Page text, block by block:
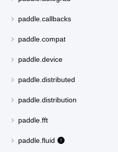
paddle.callbacks
paddle.compat
paddle.device
paddle.distributed
paddle.distribution
paddle.fft
paddle.fluid